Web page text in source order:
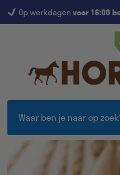
Op werkdagen voor 16:00
Waar ben je naar op